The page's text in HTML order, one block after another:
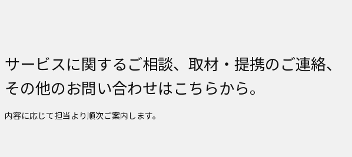
サービスに関するご相談、取材・提携のご連絡、
その他のお問い合わせはこちらから。
内容に応じて担当より順次ご案内します。